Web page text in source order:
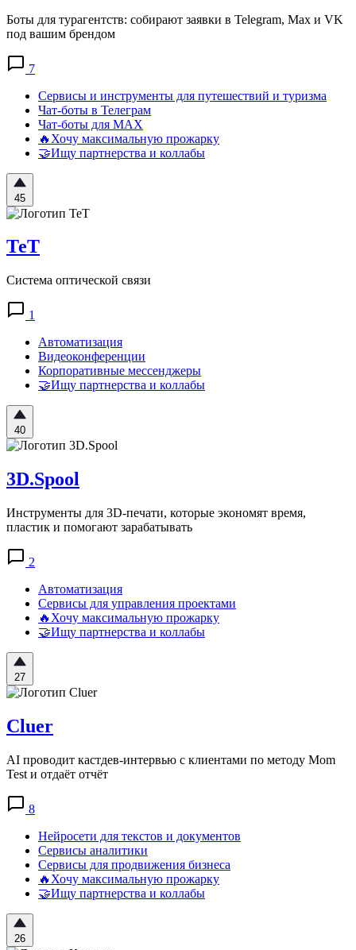
Боты для турагентств: собирают заявки в Telegram, Max и VK
под вашим брендом
7
Сервисы и инструменты для путешествий и туризма
Чат-боты в Телеграм
Чат-боты для MAX
🔥Хочу максимальную прожарку
🤝Ищу партнерства и коллабы
45
ТеТ
Система оптической связи
1
Автоматизация
Видеоконференции
Корпоративные мессенджеры
🤝Ищу партнерства и коллабы
40
3D.Spool
Инструменты для 3D-печати, которые экономят время,
пластик и помогают зарабатывать
2
Автоматизация
Сервисы для управления проектами
🔥Хочу максимальную прожарку
🤝Ищу партнерства и коллабы
27
Cluer
AI проводит кастдев-интервью с клиентами по методу Mom
Test и отдаёт отчёт
8
Нейросети для текстов и документов
Сервисы аналитики
Сервисы для продвижения бизнеса
🔥Хочу максимальную прожарку
🤝Ищу партнерства и коллабы
26